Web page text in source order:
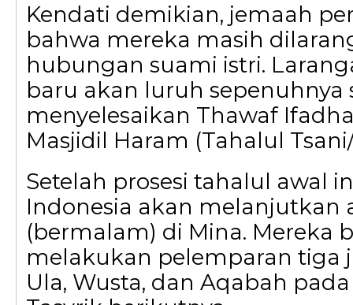
Kendati demikian, jemaah
bahwa mereka masih
hubungan suami istri.
baru akan luruh sepenuhnya
menyelesaikan Thawaf
Masjidil Haram (Tahalul
Setelah prosesi tahalul awal
Indonesia akan melanjutkan
(bermalam) di Mina. Mereka
melakukan pelemparan tiga
Ula, Wusta, dan Aqabah